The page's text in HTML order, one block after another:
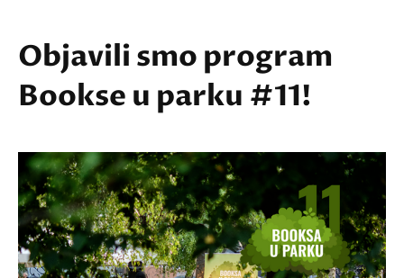
Objavili smo program
Bookse u parku #11!